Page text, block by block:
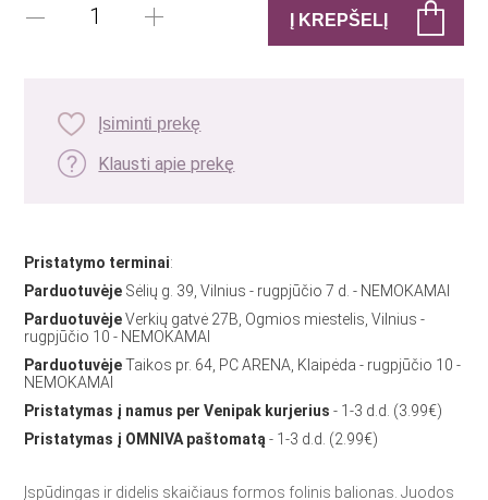
Įsiminti prekę
Klausti apie prekę
Pristatymo terminai:
Parduotuvėje Sėlių g. 39, Vilnius - rugpjūčio 7 d. - NEMOKAMAI
ParduotuvėjeVerkių gatvė 27B, Ogmios miestelis, Vilnius -
rugpjūčio 10 - NEMOKAMAI
ParduotuvėjeTaikos pr. 64, PC ARENA, Klaipėda - rugpjūčio 10 -
NEMOKAMAI
Pristatymas į namus per Venipak kurjerius - 1-3 d.d. (3.99€)
Pristatymas į OMNIVA paštomatą- 1-3 d.d. (2.99€)
Įspūdingas ir didelis skaičiaus formos folinis balionas. Juodos